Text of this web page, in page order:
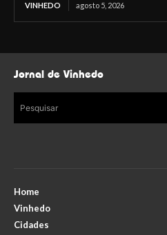
VINHEDO agosto 5, 2026
Jornal de Vinhedo
Pesquisar
Home
Vinhedo
Cidades